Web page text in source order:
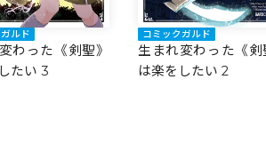
ルド
わった《剣聖》
たい 3
コミックガルド
生まれ変わった《剣
は楽をしたい 2